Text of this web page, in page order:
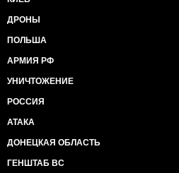
ДРОНЫ
ПОЛЬША
АРМИЯ РФ
УНИЧТОЖЕНИЕ
РОССИЯ
АТАКА
ДОНЕЦКАЯ ОБЛАСТЬ
ГЕНШТАБ ВС